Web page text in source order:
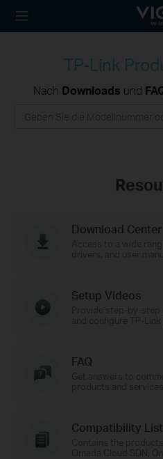
TP-Link,
TP-Link
Nach Downloads und
Download Center
Setup Videos
FAQ
Compatibility List